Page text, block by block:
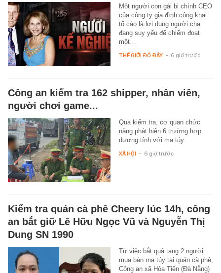
Một người con gái bị chính CEO
của công ty gia đình công khai
tố cáo là lợi dụng người cha
đang suy yếu để chiếm đoạt
một…
THẾ GIỚI ĐÓ ĐÂY - 6 giờ trước
Công an kiểm tra 162 shipper, nhân viên,
người chơi game...
Qua kiểm tra, cơ quan chức
năng phát hiện 6 trường hợp
dương tính với ma túy.
XÃ HỘI - 6 giờ trước
Kiểm tra quán cà phê Cheery lúc 14h, công
an bắt giữ Lê Hữu Ngọc Vũ và Nguyễn Thị
Dung SN 1990
Từ việc bắt quả tang 2 người
mua bán ma túy tại quán cà phê,
Công an xã Hòa Tiến (Đà Nẵng)